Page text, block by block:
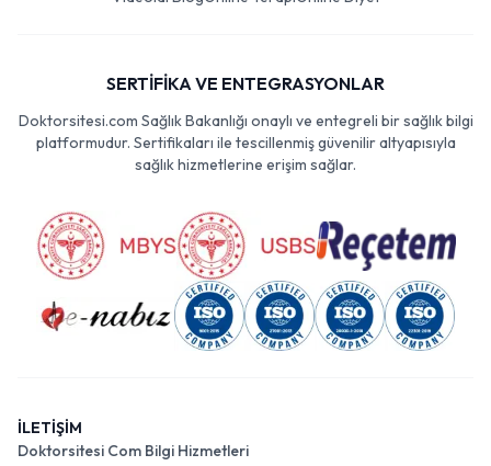
SERTİFİKA VE ENTEGRASYONLAR
Doktorsitesi.com Sağlık Bakanlığı onaylı ve entegreli bir sağlık bilgi
platformudur. Sertifikaları ile tescillenmiş güvenilir altyapısıyla
sağlık hizmetlerine erişim sağlar.
İLETİŞİM
Doktorsitesi Com Bilgi Hizmetleri